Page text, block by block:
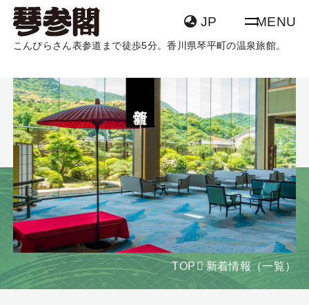
JP MENU
こんぴらさん表参道まで徒歩5分。香川県琴平町の温泉旅館。
TOP 新着情報（一覧）
TOP
温泉 団体・グループ
館内案内 アクセス
新着情報 よくあるご質問
SDGsについて
食物アレルギーを
お持ちの方へ
食物アレルギーを
宿泊 飛行機 + 宿泊
宿泊日
日付未定
泊数 部屋数
室
大人
名